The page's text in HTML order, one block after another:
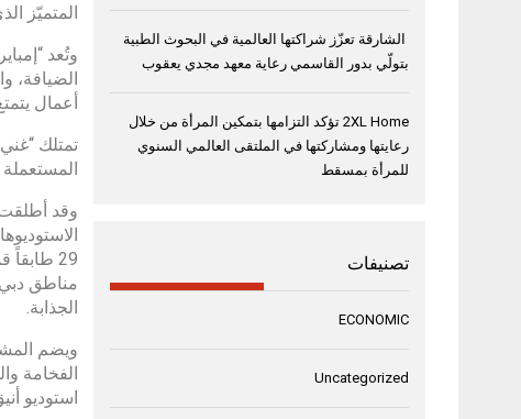
المتميّز
الضيافة،
أعمال
تمتلك
المستعملة
وقد أطلقت
29
مناطق دبي
الجذابة.
الفخامة
استوديو
الشارقة تعزّز شراكتها العالمية في البحوث الطبية
بتولّي بدور القاسمي رعاية معهد مجدي يعقوب
2XL Home تؤكد التزامها بتمكين المرأة من خلال
رعايتها ومشاركتها في الملتقى العالمي السنوي
للمرأة بمسقط
تصنيفات
ECONOMIC
Uncategorized